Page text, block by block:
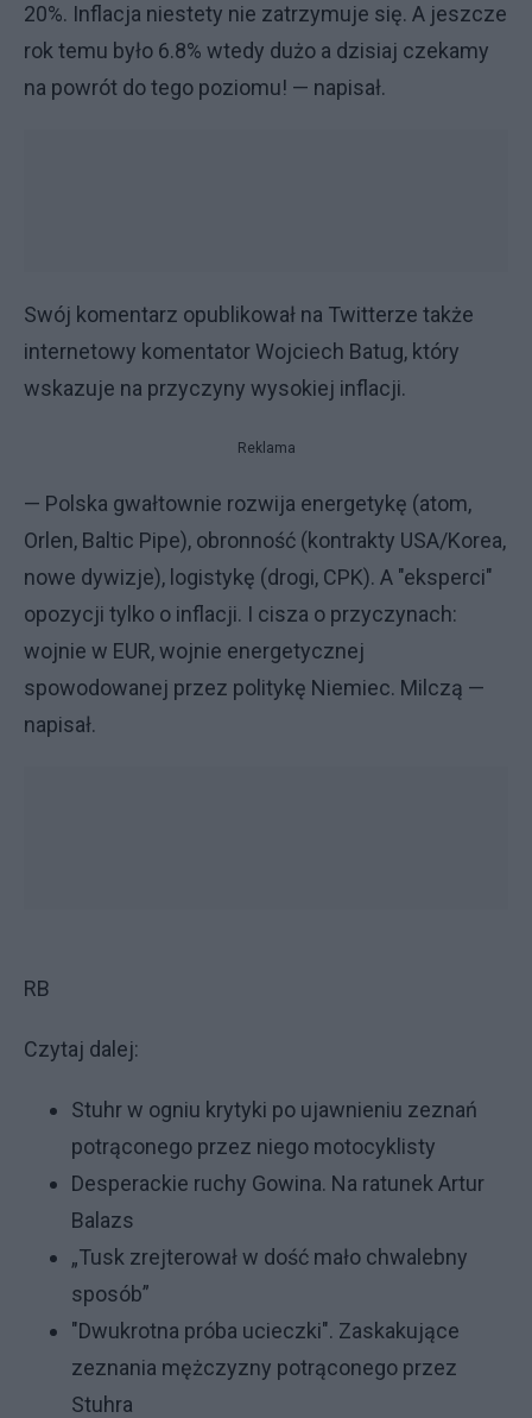
20%. Inflacja niestety nie zatrzymuje się. A jeszcze
rok temu było 6.8% wtedy dużo a dzisiaj czekamy
na powrót do tego poziomu! — napisał.
Swój komentarz opublikował na Twitterze także
internetowy komentator Wojciech Batug, który
wskazuje na przyczyny wysokiej inflacji.
Reklama
— Polska gwałtownie rozwija energetykę (atom,
Orlen, Baltic Pipe), obronność (kontrakty USA/Korea,
nowe dywizje), logistykę (drogi, CPK). A "eksperci"
opozycji tylko o inflacji. I cisza o przyczynach:
wojnie w EUR, wojnie energetycznej
spowodowanej przez politykę Niemiec. Milczą —
napisał.
RB
Czytaj dalej:
Stuhr w ogniu krytyki po ujawnieniu zeznań
potrąconego przez niego motocyklisty
Desperackie ruchy Gowina. Na ratunek Artur
Balazs
„Tusk zrejterował w dość mało chwalebny
sposób”
"Dwukrotna próba ucieczki". Zaskakujące
zeznania mężczyzny potrąconego przez
Stuhra